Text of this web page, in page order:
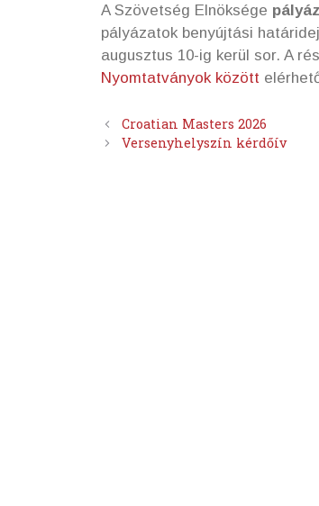
A Szövetség Elnöksége
pályázatok benyújtási
augusztus 10-ig kerül sor. A
Nyomtatványok között
Croatian Masters 2026
Versenyhelyszín kérdőív